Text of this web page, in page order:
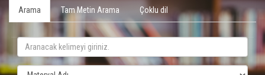
Arama Tam Metin Arama Çoklu dil